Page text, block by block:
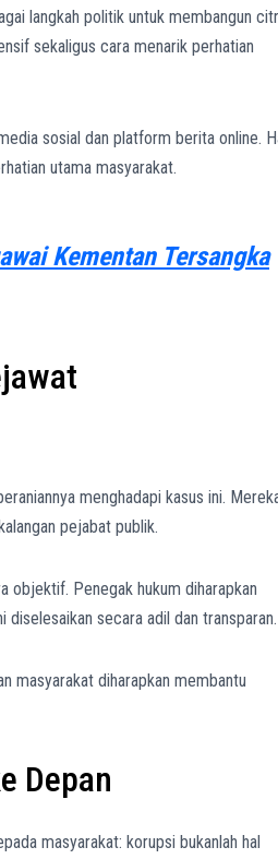
langkah politik untuk membangun
sekaligus cara menarik perhatian
sosial dan platform berita online.
utama masyarakat.
Kementan Tersangka
menghadapi kasus ini.
pejabat publik.
objektif. Penegak hukum diharapkan
secara adil dan transparan.
masyarakat diharapkan membantu
Depan
masyarakat: korupsi bukanlah hal